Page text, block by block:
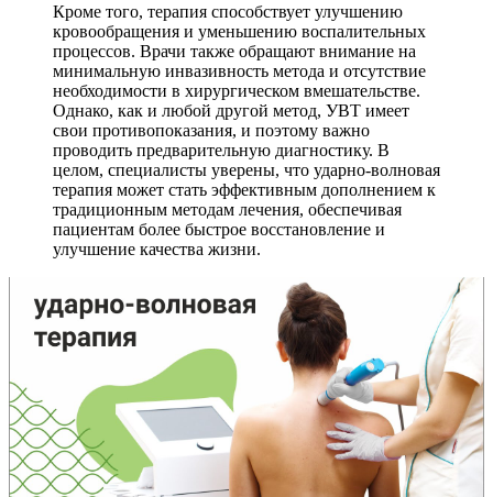
Кроме того, терапия способствует улучшению
кровообращения и уменьшению воспалительных
процессов. Врачи также обращают внимание на
минимальную инвазивность метода и отсутствие
необходимости в хирургическом вмешательстве.
Однако, как и любой другой метод, УВТ имеет
свои противопоказания, и поэтому важно
проводить предварительную диагностику. В
целом, специалисты уверены, что ударно-волновая
терапия может стать эффективным дополнением к
традиционным методам лечения, обеспечивая
пациентам более быстрое восстановление и
улучшение качества жизни.